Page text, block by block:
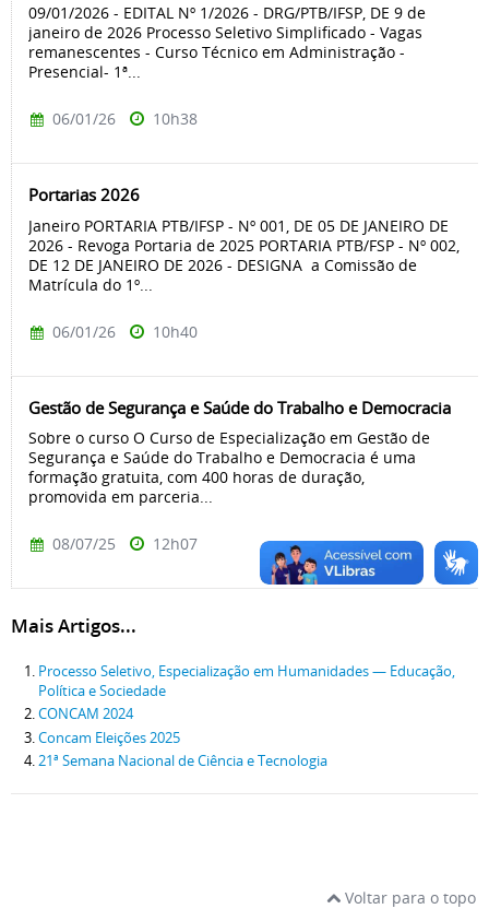
09/01/2026 - EDITAL Nº 1/2026 - DRG/PTB/IFSP, DE 9 de
janeiro de 2026 Processo Seletivo Simplificado - Vagas
remanescentes - Curso Técnico em Administração -
Presencial- 1ª...
06/01/26 10h38
Portarias 2026
Janeiro PORTARIA PTB/IFSP - Nº 001, DE 05 DE JANEIRO DE
2026 - Revoga Portaria de 2025 PORTARIA PTB/FSP - Nº 002,
DE 12 DE JANEIRO DE 2026 - DESIGNA a Comissão de
Matrícula do 1º...
06/01/26 10h40
Gestão de Segurança e Saúde do Trabalho e Democracia
Sobre o curso O Curso de Especialização em Gestão de
Segurança e Saúde do Trabalho e Democracia é uma
formação gratuita, com 400 horas de duração,
promovida em parceria...
08/07/25 12h07
Mais Artigos...
Processo Seletivo, Especialização em Humanidades — Educação,
Política e Sociedade
CONCAM 2024
Concam Eleições 2025
21ª Semana Nacional de Ciência e Tecnologia
Voltar para o topo